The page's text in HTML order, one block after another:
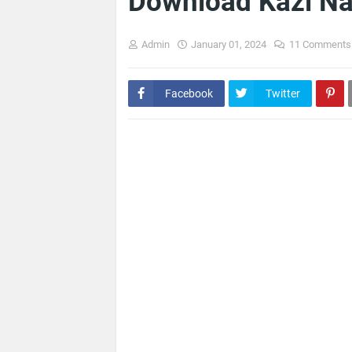
Admin January 01, 2024 11 Comments
Facebook Twitter